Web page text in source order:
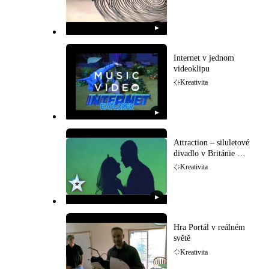
▶
▶
Internet v jednom
videoklipu
Kreativita
▶
Attraction – siluletové
divadlo v Británie má
talent
Kreativita
Hra Portál v reálném
světě
Kreativita